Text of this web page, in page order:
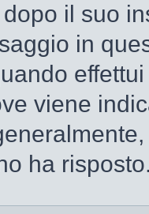
il suo
in
viene
ha